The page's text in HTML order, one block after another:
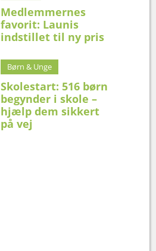
Medlemmernes
favorit: Launis
indstillet til ny pris
Børn & Unge
Skolestart: 516 børn
begynder i skole –
hjælp dem sikkert
på vej